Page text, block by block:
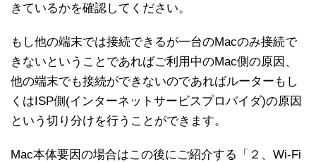
きているかを確認してください。
もし他の端末では接続できるが一台のMacのみ接続で
きないということであればご利用中のMac側の原因、
他の端末でも接続ができないのであればルーターもし
くはISP側(インターネットサービスプロバイダ)の原因
という切り分けを行うことができます。
Mac本体要因の場合はこの後にご紹介する「２、Wi-Fi